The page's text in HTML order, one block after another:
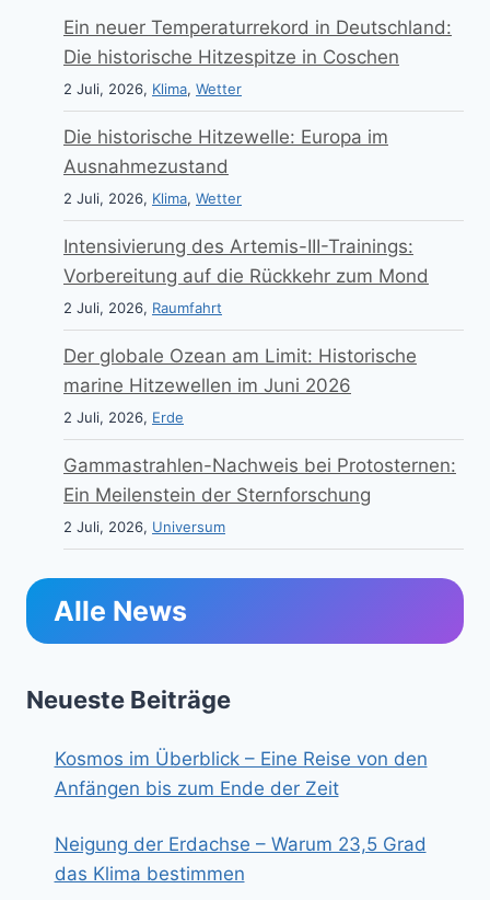
Ein neuer Temperaturrekord in Deutschland:
Die historische Hitzespitze in Coschen
2 Juli, 2026, Klima, Wetter
Die historische Hitzewelle: Europa im
Ausnahmezustand
2 Juli, 2026, Klima, Wetter
Intensivierung des Artemis-III-Trainings:
Vorbereitung auf die Rückkehr zum Mond
2 Juli, 2026, Raumfahrt
Der globale Ozean am Limit: Historische
marine Hitzewellen im Juni 2026
2 Juli, 2026, Erde
Gammastrahlen-Nachweis bei Protosternen:
Ein Meilenstein der Sternforschung
2 Juli, 2026, Universum
Alle News
Neueste Beiträge
Kosmos im Überblick – Eine Reise von den
Anfängen bis zum Ende der Zeit
Neigung der Erdachse – Warum 23,5 Grad
das Klima bestimmen